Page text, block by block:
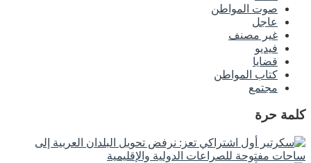
صوت المواطن
عاجل
غير مصنف
فيديو
قضايا
كتاب المواطن
مجتمع
كلمة حرة